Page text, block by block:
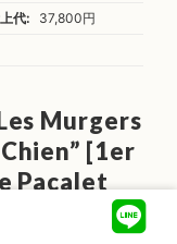
代:
37,800円
Murgers
[1er
Pacalet
ェデダンドシャン・
プ・パカレ